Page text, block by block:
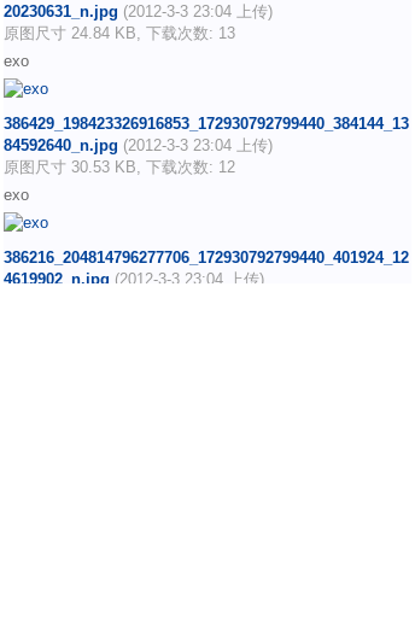
20230631_n.jpg (2012-3-3 23:04 上传)
原图尺寸 24.84 KB, 下载次数: 13
exo
386429_198423326916853_172930792799440_384144_13
84592640_n.jpg (2012-3-3 23:04 上传)
原图尺寸 30.53 KB, 下载次数: 12
exo
386216_204814796277706_172930792799440_401924_12
4619902_n.jpg (2012-3-3 23:04 上传)